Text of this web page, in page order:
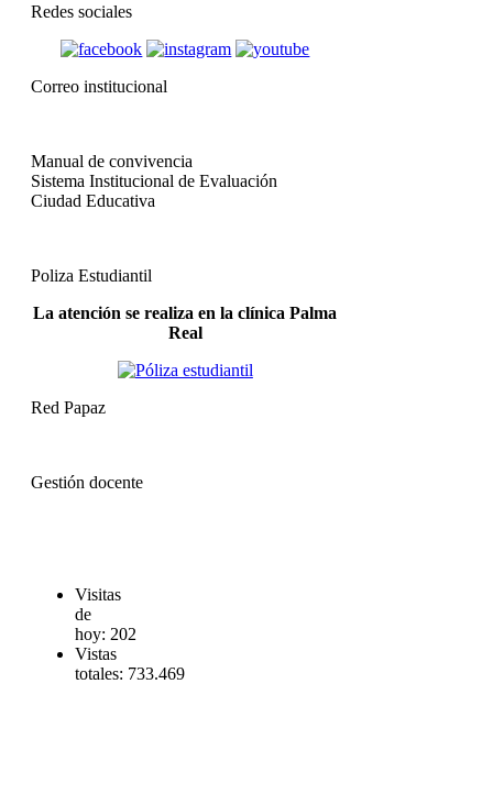
Redes sociales
Correo institucional
Manual de convivencia
Sistema Institucional de Evaluación
Ciudad Educativa
Poliza Estudiantil
La atención se realiza en la clínica Palma
Real
Red Papaz
Gestión docente
Visitas
de
hoy: 202
Vistas
totales: 733.469